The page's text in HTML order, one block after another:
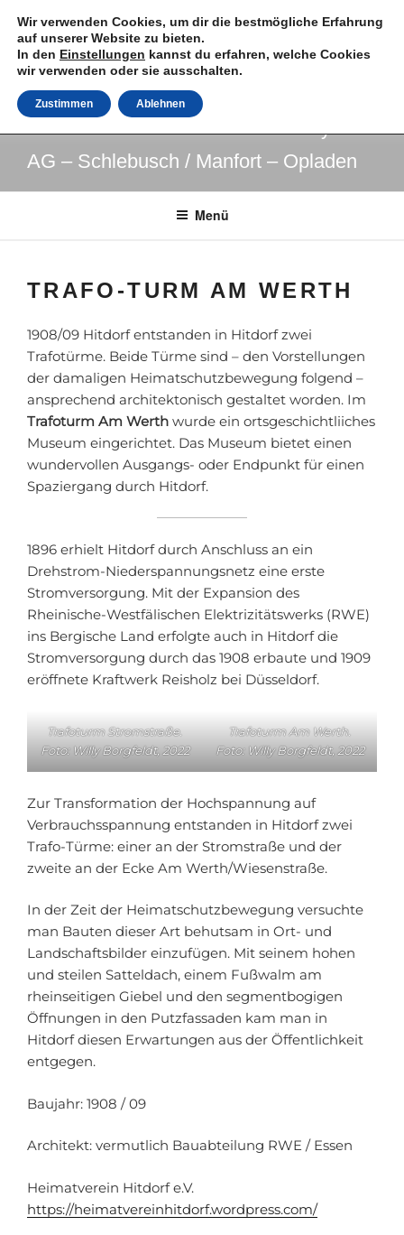
Inhalt
springen
Industrie Kultur Routen und
>> Objekte in Leverkusen
Hitdorf / Monheim – Wiesdorf / Bayer
AG – Schlebusch / Manfort – Opladen
Menü
TRAFO-TURM AM WERTH
1908/09 Hitdorf entstanden in Hitdorf zwei
Trafotürme. Beide Türme sind – den Vorstellungen
der damaligen Heimatschutzbewegung folgend –
ansprechend architektonisch gestaltet worden. Im
Trafoturm Am Werth wurde ein ortsgeschichtliiches
Museum eingerichtet. Das Museum bietet einen
wundervollen Ausgangs- oder Endpunkt für einen
Spaziergang durch Hitdorf.
1896 erhielt Hitdorf durch Anschluss an ein
Drehstrom-Niederspannungsnetz eine erste
Stromversorgung. Mit der Expansion des
Rheinische-Westfälischen Elektrizitätswerks (RWE)
ins Bergische Land erfolgte auch in Hitdorf die
Stromversorgung durch das 1908 erbaute und 1909
eröffnete Kraftwerk Reisholz bei Düsseldorf.
Trafoturm Stromstraße.
Foto: Willy Borgfeldt, 2022
Trafoturm Am Werth.
Foto: Willy Borgfeldt, 2022
Zur Transformation der Hochspannung auf
Verbrauchsspannung entstanden in Hitdorf zwei
Trafo-Türme: einer an der Stromstraße und der
zweite an der Ecke Am Werth/Wiesenstraße.
In der Zeit der Heimatschutzbewegung versuchte
man Bauten dieser Art behutsam in Ort- und
Landschaftsbilder einzufügen. Mit seinem hohen
und steilen Satteldach, einem Fußwalm am
rheinseitigen Giebel und den segmentbogigen
Öffnungen in den Putzfassaden kam man in
Hitdorf diesen Erwartungen aus der Öffentlichkeit
entgegen.
Baujahr: 1908 / 09
Architekt: vermutlich Bauabteilung RWE / Essen
Heimatverein Hitdorf e.V.
https://heimatvereinhitdorf.wordpress.com/
Wir verwenden Cookies, um dir die bestmögliche Erfahrung
auf unserer Website zu bieten.
In den Einstellungen kannst du erfahren, welche Cookies
wir verwenden oder sie ausschalten.
Zustimmen Ablehnen